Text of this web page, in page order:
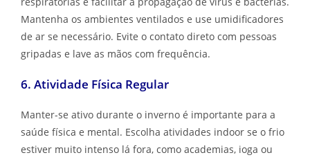
Ambientes fechados e aquecidos podem ressecar as vias
respiratórias e facilitar a propagação de vírus e bactérias.
Mantenha os ambientes ventilados e use umidificadores
de ar se necessário. Evite o contato direto com pessoas
gripadas e lave as mãos com frequência.
6. Atividade Física Regular
Manter-se ativo durante o inverno é importante para a
saúde física e mental. Escolha atividades indoor se o frio